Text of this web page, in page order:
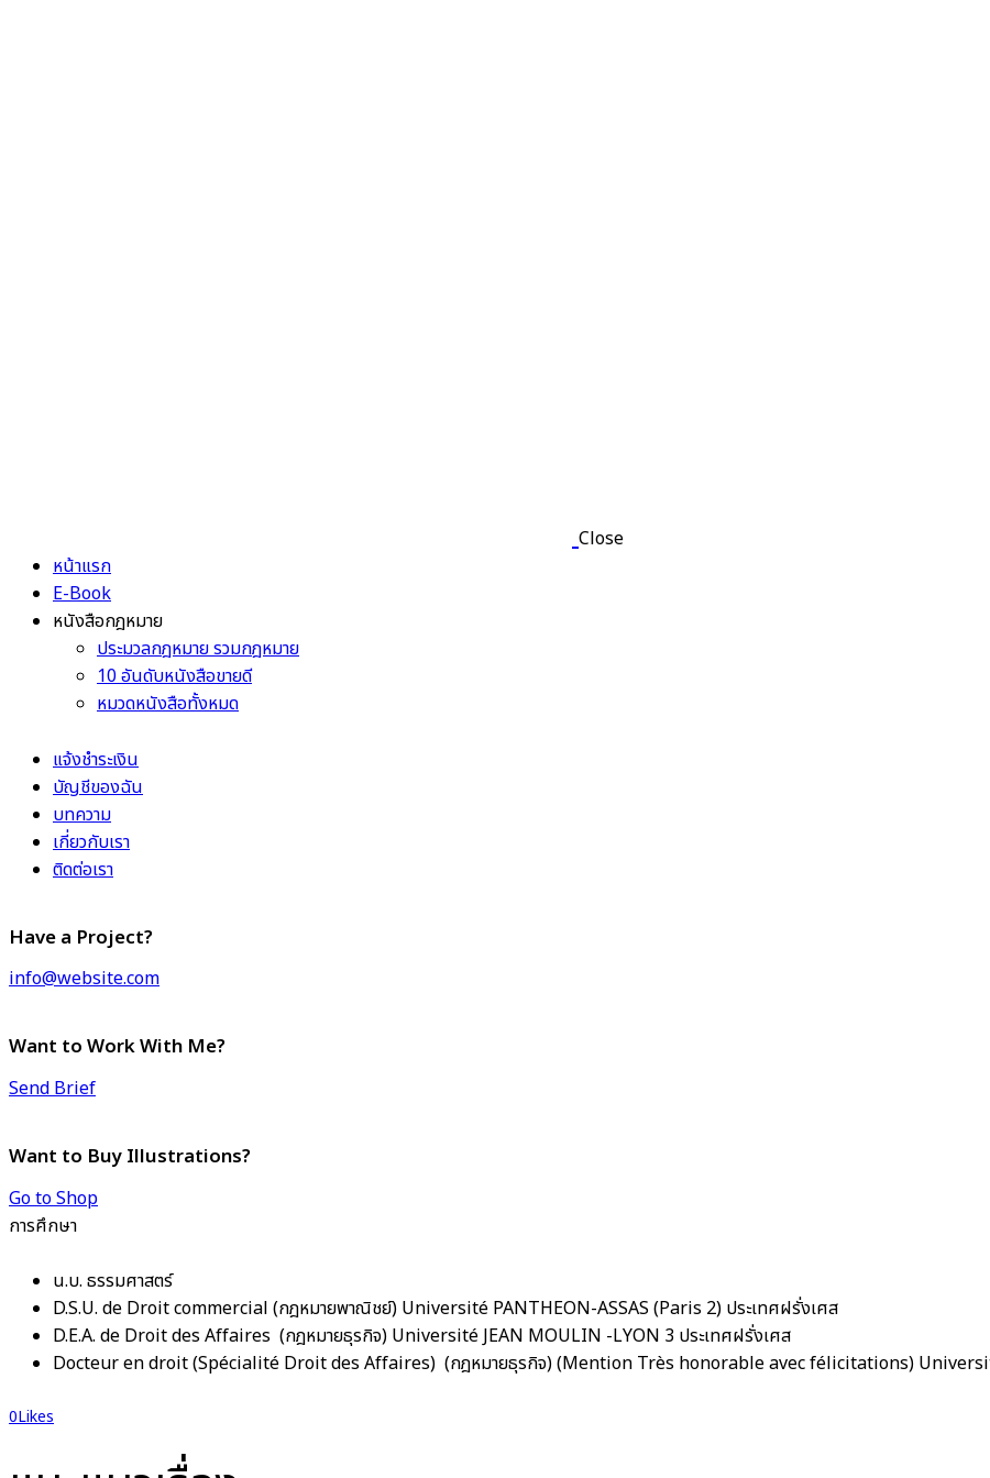
Close
หน้าแรก
E-Book
หนังสือกฎหมาย
ประมวลกฎหมาย รวมกฎหมาย
10 อันดับหนังสือขายดี
หมวดหนังสือทั้งหมด
แจ้งชำระเงิน
บัญชีของฉัน
บทความ
เกี่ยวกับเรา
ติดต่อเรา
Have a Project?
info@website.com
Want to Work With Me?
Send Brief
Want to Buy Illustrations?
Go to Shop
การศึกษา
น.บ. ธรรมศาสตร์
D.S.U. de Droit commercial (กฎหมายพาณิชย์) Université PANTHEON-ASSAS (Paris 2) ประเทศฝรั่งเศส
D.E.A. de Droit des Affaires (กฎหมายธุรกิจ) Université JEAN MOULIN -LYON 3 ประเทศฝรั่งเศส
Docteur en droit (Spécialité Droit des Affaires) (กฎหมายธุรกิจ) (Mention Très honorable avec félicitations)
0Likes